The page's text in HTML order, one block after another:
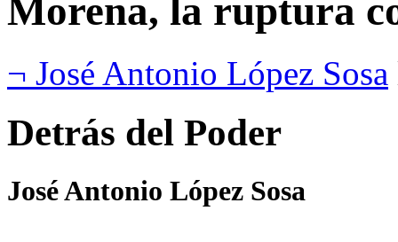
Morena, la ruptura
¬ José Antonio López Sosa
Detrás del Poder
José Antonio López Sosa